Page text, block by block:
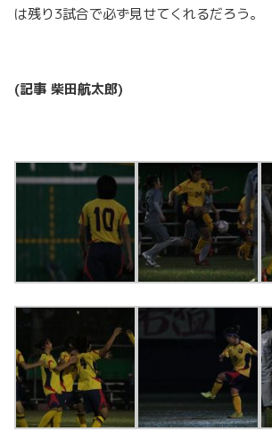
は残り3試合で必ず見せてくれるだろう。
(記事 柴田航太郎)